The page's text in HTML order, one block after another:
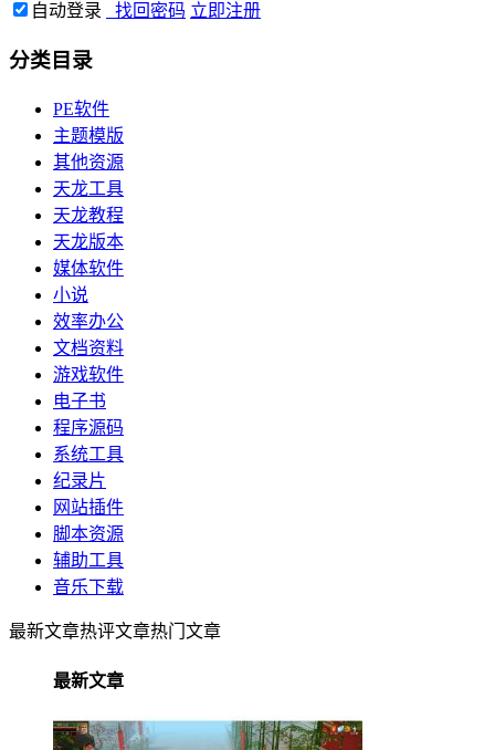
自动登录 找回密码 立即注册
分类目录
PE软件
主题模版
其他资源
天龙工具
天龙教程
天龙版本
媒体软件
小说
效率办公
文档资料
游戏软件
电子书
程序源码
系统工具
纪录片
网站插件
脚本资源
辅助工具
音乐下载
最新文章热评文章热门文章
最新文章